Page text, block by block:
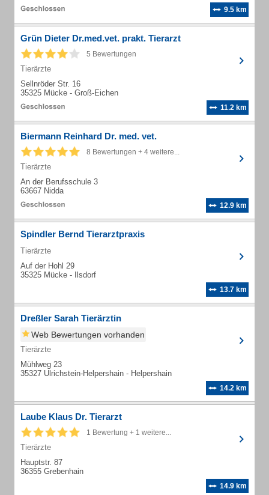
9.5 km
Grün Dieter Dr.med.vet. prakt. Tierarzt
5 Bewertungen
Tierärzte
Sellnröder Str. 16
35325 Mücke - Groß-Eichen
11.2 km
Biermann Reinhard Dr. med. vet.
8 Bewertungen + 4 weitere...
Tierärzte
An der Berufsschule 3
63667 Nidda
12.9 km
Spindler Bernd Tierarztpraxis
Tierärzte
Auf der Hohl 29
35325 Mücke - Ilsdorf
13.7 km
Dreßler Sarah Tierärztin
Web Bewertungen vorhanden
Tierärzte
Mühlweg 23
35327 Ulrichstein-Helpershain - Helpershain
14.2 km
Laube Klaus Dr. Tierarzt
1 Bewertung + 1 weitere...
Tierärzte
Hauptstr. 87
36355 Grebenhain
14.9 km